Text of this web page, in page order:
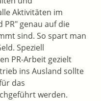
Aktivitäten im
PR" genau auf die
sind. So spart man
Speziell
PR-Arbeit gezielt
ins Ausland sollte
das
werden.